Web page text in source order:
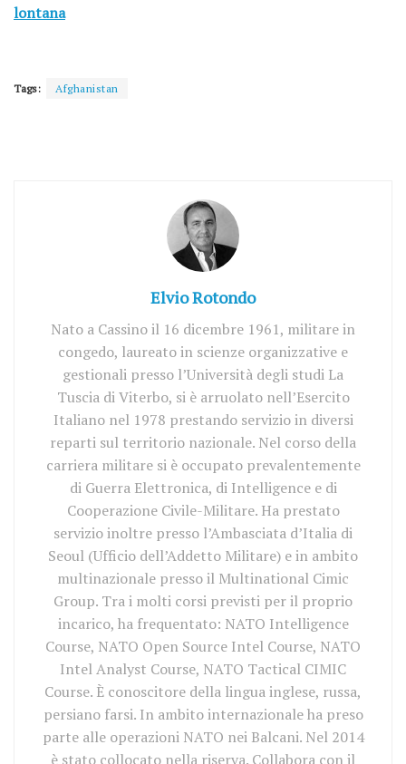
lontana
Tags: Afghanistan
Elvio Rotondo
Nato a Cassino il 16 dicembre 1961, militare in
congedo, laureato in scienze organizzative e
gestionali presso l’Università degli studi La
Tuscia di Viterbo, si è arruolato nell’Esercito
Italiano nel 1978 prestando servizio in diversi
reparti sul territorio nazionale. Nel corso della
carriera militare si è occupato prevalentemente
di Guerra Elettronica, di Intelligence e di
Cooperazione Civile-Militare. Ha prestato
servizio inoltre presso l’Ambasciata d’Italia di
Seoul (Ufficio dell’Addetto Militare) e in ambito
multinazionale presso il Multinational Cimic
Group. Tra i molti corsi previsti per il proprio
incarico, ha frequentato: NATO Intelligence
Course, NATO Open Source Intel Course, NATO
Intel Analyst Course, NATO Tactical CIMIC
Course. È conoscitore della lingua inglese, russa,
persiano farsi. In ambito internazionale ha preso
parte alle operazioni NATO nei Balcani. Nel 2014
è stato collocato nella riserva. Collabora con il